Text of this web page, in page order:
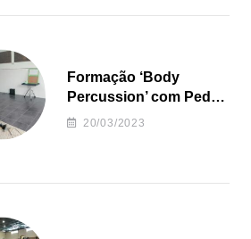
Formação ‘Body
Percussion’ com Pedro
Almeida
20/03/2023